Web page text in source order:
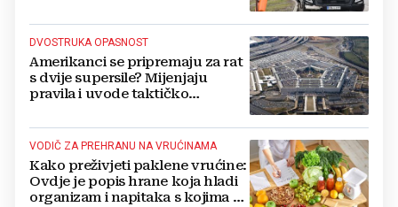
DVOSTRUKA OPASNOST
Amerikanci se pripremaju za rat
s dvije supersile? Mijenjaju
pravila i uvode taktičko
VODIČ ZA PREHRANU NA VRUĆINAMA
Kako preživjeti paklene vrućine:
Ovdje je popis hrane koja hladi
organizam i napitaka s kojima si